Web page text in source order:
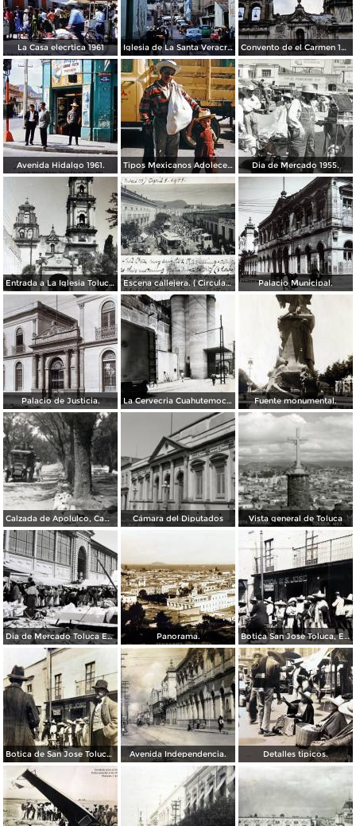
La Casa elecrtica 1961 Iglesia de La Santa Veracruz 1961 Convento de el Carmen 1961.
Avenida Hidalgo 1961. Tipos Mexicanos Adolecente 1961. Dia de Mercado 1955.
Entrada a La Iglesia Toluca, Edo de México 1955. Escena callejera. ( Circulada el 8 de Abril de 1908 ). Palacio Municipal.
Palacio de Justicia. La Cervecria Cuahutemoc en Toluca, Edo de México ( Fechada el 2 de Mayo de 1957 ). Fuente monumental.
Calzada de Apolulco, Camino Toluca - Ciudad de México Cámara del Diputados Vista general de Toluca
Dia de Mercado Toluca Estado de México. Panorama. Botica San Jose Toluca, Edo de México 1909.
Botica de San Jose Toluca, Edo de México 1909. Avenida Independencia. Detalles tipicos.